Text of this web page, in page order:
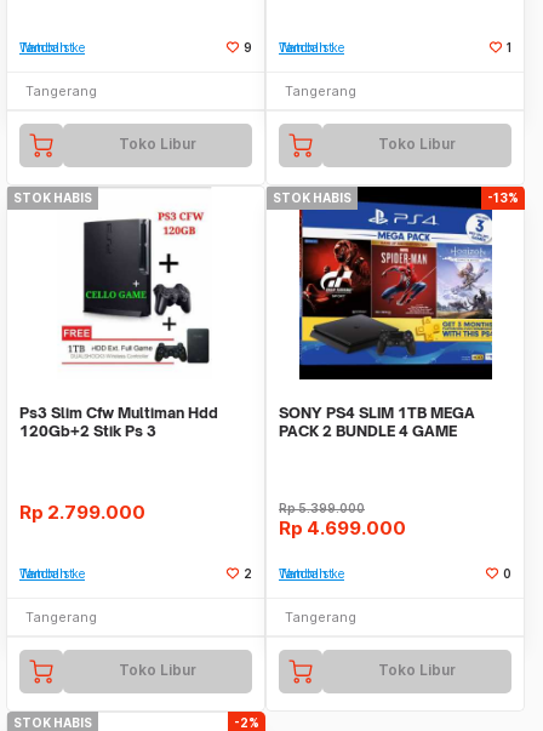
Tambah ke Watchlist 9
Tangerang
Toko Libur
Tambah ke Watchlist 1
Tangerang
Toko Libur
STOK HABIS
Ps3 Slim Cfw Multiman Hdd
120Gb+2 Stik Ps 3
Rp 2.799.000
Tambah ke Watchlist 2
Tangerang
Toko Libur
STOK HABIS -13%
SONY PS4 SLIM 1TB MEGA
PACK 2 BUNDLE 4 GAME
Rp5.399.000
Rp 4.699.000
Tambah ke Watchlist 0
Tangerang
Toko Libur
STOK HABIS -2%